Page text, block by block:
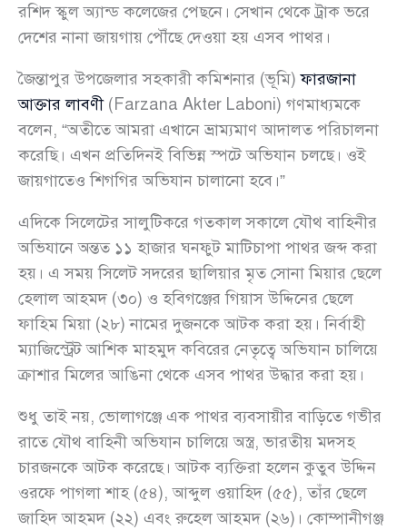
রশিদ স্কুল অ্যান্ড কলেজের পেছনে। সেখান থেকে ট্রাক ভরে
দেশের নানা জায়গায় পৌঁছে দেওয়া হয় এসব পাথর।
জৈন্তাপুর উপজেলার সহকারী কমিশনার (ভূমি)ফারজানা
আক্তার লাবণী(Farzana Akter Laboni) গণমাধ্যমকে
বলেন, “অতীতে আমরা এখানে ভ্রাম্যমাণ আদালত পরিচালনা
করেছি। এখন প্রতিদিনই বিভিন্ন স্পটে অভিযান চলছে। ওই
জায়গাতেও শিগগির অভিযান চালানো হবে।”
এদিকে সিলেটের সালুটিকরে গতকাল সকালে যৌথ বাহিনীর
অভিযানে অন্তত ১১ হাজার ঘনফুট মাটিচাপা পাথর জব্দ করা
হয়। এ সময় সিলেট সদরের ছালিয়ার মৃত সোনা মিয়ার ছেলে
হেলাল আহমদ (৩০) ও হবিগঞ্জের গিয়াস উদ্দিনের ছেলে
ফাহিম মিয়া (২৮) নামের দুজনকে আটক করা হয়। নির্বাহী
ম্যাজিস্ট্রেট আশিক মাহমুদ কবিরের নেতৃত্বে অভিযান চালিয়ে
ক্রাশার মিলের আঙিনা থেকে এসব পাথর উদ্ধার করা হয়।
শুধু তাই নয়, ভোলাগঞ্জে এক পাথর ব্যবসায়ীর বাড়িতে গভীর
রাতে যৌথ বাহিনী অভিযান চালিয়ে অস্ত্র, ভারতীয় মদসহ
চারজনকে আটক করেছে। আটক ব্যক্তিরা হলেন কুতুব উদ্দিন
ওরফে পাগলা শাহ (৫৪), আব্দুল ওয়াহিদ (৫৫), তাঁর ছেলে
জাহিদ আহমদ (২২) এবং রুহেল আহমদ (২৬)। কোম্পানীগঞ্জ